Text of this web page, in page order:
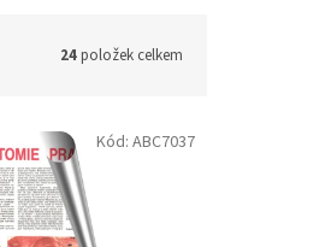
24položek celkem
Kód: ABC7037